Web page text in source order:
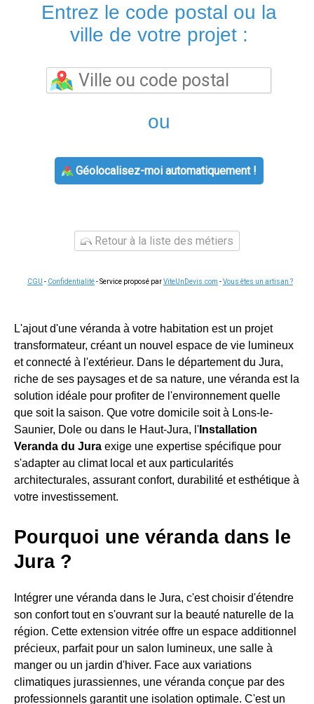
Entrez le code postal ou la
ville de votre projet :
ou
Géolocalisez-moi automatiquement !
Retour à la liste des métiers
CGU - Confidentialité- Service proposé parViteUnDevis.com -Vous êtes un artisan ?
L'ajout d'une véranda à votre habitation est un projet
transformateur, créant un nouvel espace de vie lumineux
et connecté à l'extérieur. Dans le département du Jura,
riche de ses paysages et de sa nature, une véranda est la
solution idéale pour profiter de l'environnement quelle
que soit la saison. Que votre domicile soit à Lons-le-
Saunier, Dole ou dans le Haut-Jura, l' Installation
Veranda du Jura exige une expertise spécifique pour
s'adapter au climat local et aux particularités
architecturales, assurant confort, durabilité et esthétique à
votre investissement.
Pourquoi une véranda dans le
Jura ?
Intégrer une véranda dans le Jura, c'est choisir d'étendre
son confort tout en s'ouvrant sur la beauté naturelle de la
région. Cette extension vitrée offre un espace additionnel
précieux, parfait pour un salon lumineux, une salle à
manger ou un jardin d'hiver. Face aux variations
climatiques jurassiennes, une véranda conçue par des
professionnels garantit une isolation optimale. C'est un